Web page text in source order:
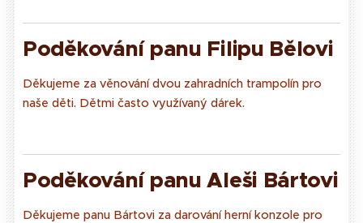
Poděkování panu Filipu Bělovi
Děkujeme za věnování dvou zahradních trampolín pro
naše děti. Dětmi často využívaný dárek.
Poděkování panu Aleši Bártovi
Děkujeme panu Bártovi za darování herní konzole pro